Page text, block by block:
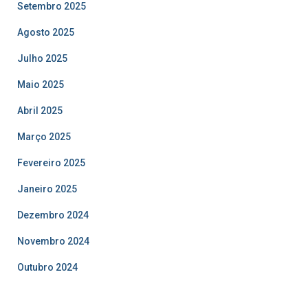
Setembro 2025
Agosto 2025
Julho 2025
Maio 2025
Abril 2025
Março 2025
Fevereiro 2025
Janeiro 2025
Dezembro 2024
Novembro 2024
Outubro 2024